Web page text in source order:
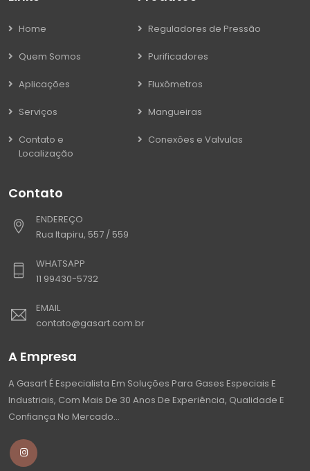
Home
Quem Somos
Aplicações
Serviços
Contato e
Localização
Reguladores de Pressão
Purificadores
Fluxômetros
Mangueiras
Conexões e Valvulas
Contato
ENDEREÇO
Rua Itapiru, 557 / 559
WHATSAPP
11 99430-5732
EMAIL
contato@gasart.com.br
A Empresa
A Gasart É Especialista Em Soluções Para Gases Especiais E
Industriais, Com Mais De 30 Anos De Experiência, Qualidade E
Confiança No Mercado...